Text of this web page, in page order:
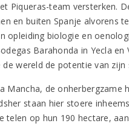
Piqueras-team versterken.
en buiten Spanje alvorens
opleiding biologie en
Barahonda in Yecla
wereld de potentie van zijn
Mancha, de onherbergzame
staan hier stoere
telen op hun 190 hectare,